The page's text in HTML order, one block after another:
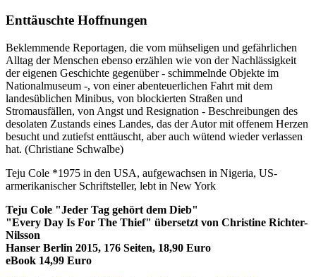
Enttäuschte Hoffnungen
Beklemmende Reportagen, die vom mühseligen und gefährlichen
Alltag der Menschen ebenso erzählen wie von der Nachlässigkeit
der eigenen Geschichte gegenüber - schimmelnde Objekte im
Nationalmuseum -, von einer abenteuerlichen Fahrt mit dem
landesüblichen Minibus, von blockierten Straßen und
Stromausfällen, von Angst und Resignation - Beschreibungen des
desolaten Zustands eines Landes, das der Autor mit offenem Herzen
besucht und zutiefst enttäuscht, aber auch wütend wieder verlassen
hat. (Christiane Schwalbe)
Teju Cole *1975 in den USA, aufgewachsen in Nigeria, US-
armerikanischer Schriftsteller, lebt in New York
Teju Cole "Jeder Tag gehört dem Dieb"
"Every Day Is For The Thief" übersetzt von Christine Richter-
Nilsson
Hanser Berlin 2015, 176 Seiten, 18,90 Euro
eBook 14,99 Euro